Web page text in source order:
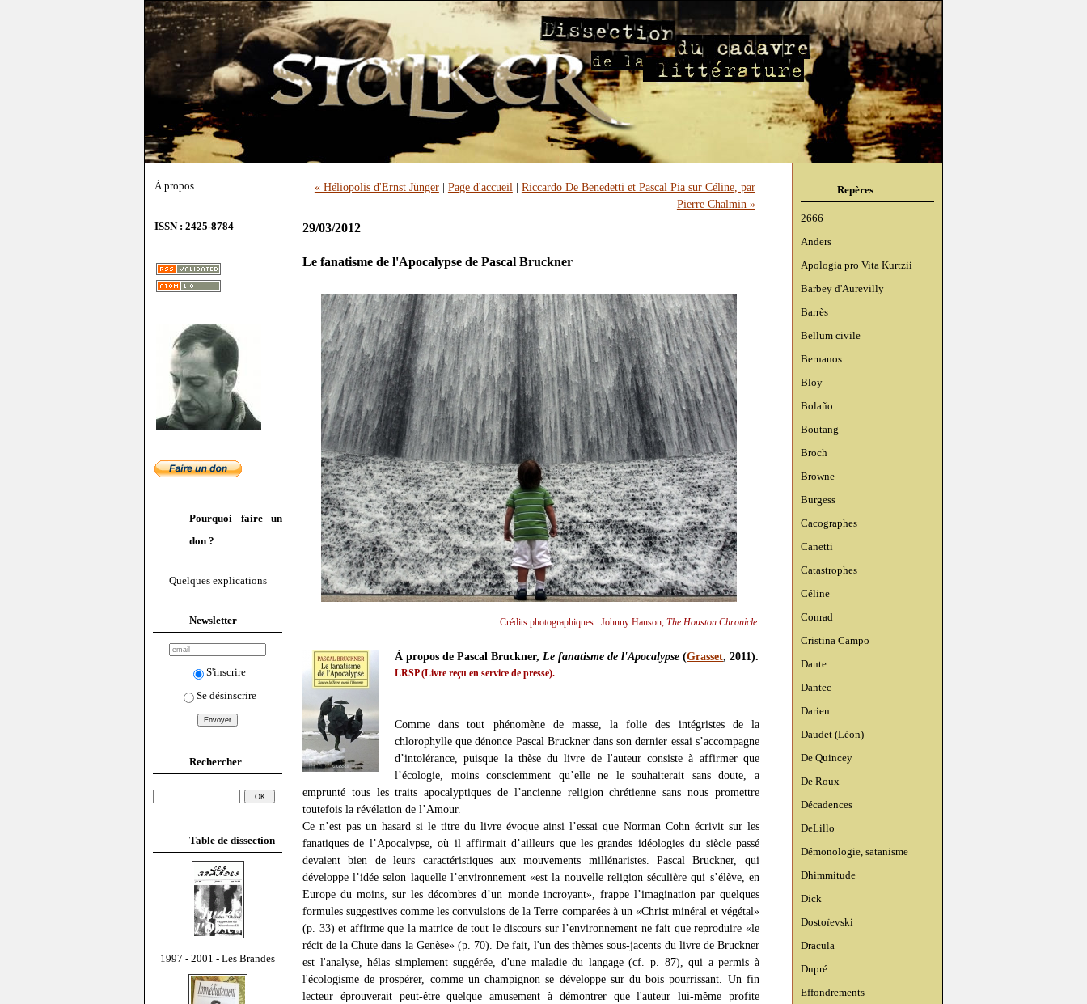
À propos
ISSN : 2425-8784
Pourquoi faire un
don ?
Quelques explications
Newsletter
S'inscrire
Se désinscrire
Rechercher
Table de dissection
1997 - 2001 - Les Brandes
Repères
2666
Anders
Apologia pro Vita Kurtzii
Barbey d'Aurevilly
Barrès
Bellum civile
Bernanos
Bloy
Bolaño
Boutang
Broch
Browne
Burgess
Cacographes
Canetti
Catastrophes
Céline
Conrad
Cristina Campo
Dante
Dantec
Darien
Daudet (Léon)
De Quincey
De Roux
Décadences
DeLillo
Démonologie, satanisme
Dhimmitude
Dick
Dostoïevski
Dracula
Dupré
Effondrements
« Héliopolis d'Ernst Jünger| Page d'accueil | Riccardo De Benedetti et Pascal Pia sur Céline, par
Pierre Chalmin »
29/03/2012
Le fanatisme de l'Apocalypse de Pascal Bruckner
Crédits photographiques : Johnny Hanson, The Houston Chronicle.
À propos de Pascal Bruckner, Le fanatisme de l'Apocalypse (Grasset, 2011).
LRSP (Livre reçu en service de presse).
Comme dans tout phénomène de masse, la folie des intégristes de la
chlorophylle que dénonce Pascal Bruckner dans son dernier essai s’accompagne
d’intolérance, puisque la thèse du livre de l'auteur consiste à affirmer que
l’écologie, moins consciemment qu’elle ne le souhaiterait sans doute, a
emprunté tous les traits apocalyptiques de l’ancienne religion chrétienne sans nous promettre
toutefois la révélation de l’Amour.
Ce n’est pas un hasard si le titre du livre évoque ainsi l’essai que Norman Cohn écrivit sur les
fanatiques de l’Apocalypse, où il affirmait d’ailleurs que les grandes idéologies du siècle passé
devaient bien de leurs caractéristiques aux mouvements millénaristes. Pascal Bruckner, qui
développe l’idée selon laquelle l’environnement «est la nouvelle religion séculière qui s’élève, en
Europe du moins, sur les décombres d’un monde incroyant», frappe l’imagination par quelques
formules suggestives comme les convulsions de la Terre comparées à un «Christ minéral et végétal»
(p. 33) et affirme que la matrice de tout le discours sur l’environnement ne fait que reproduire «le
récit de la Chute dans la Genèse» (p. 70). De fait, l'un des thèmes sous-jacents du livre de Bruckner
est l'analyse, hélas simplement suggérée, d'une maladie du langage (cf. p. 87), qui a permis à
l'écologisme de prospérer, comme un champignon se développe sur du bois pourrissant. Un fin
lecteur éprouverait peut-être quelque amusement à démontrer que l'auteur lui-même profite